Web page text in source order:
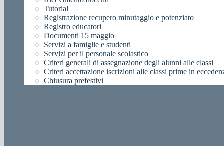
Tutorial
Registrazione recupero minutaggio e potenziato
Registro educatori
Documenti 15 maggio
Servizi a famiglie e studenti
Servizi per il personale scolastico
Criteri generali di assegnazione degli alunni alle classi
Criteri accettazione iscrizioni alle classi prime in
Chiusura prefestivi